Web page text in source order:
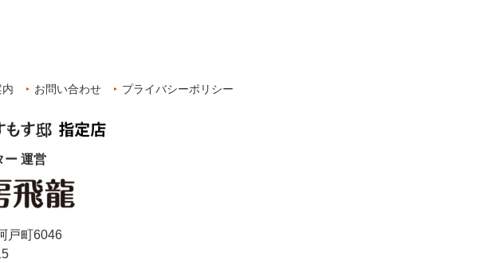
お問い合わせ プライバシーポリシー
ー 運営
戸町6046